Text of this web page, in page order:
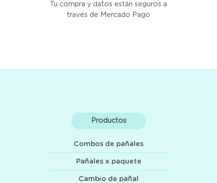
Tu compra y datos están seguros a
través de Mercado Pago
Productos
Combos de pañales
Pañales x paquete
Cambio de pañal